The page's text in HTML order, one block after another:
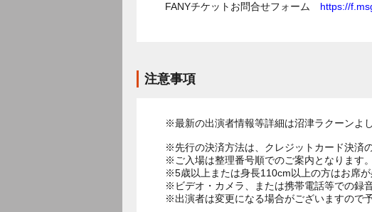
FANYチケットお問合せフォーム https://
注意事項
※最新の出演者情報等詳細は沼津ラクーンよ
※先行の決済方法は、クレジットカード決済
※ご入場は整理番号順でのご案内となります。
※5歳以上または身長110cm以上の方はお席
※ビデオ・カメラ、または携帯電話等での録